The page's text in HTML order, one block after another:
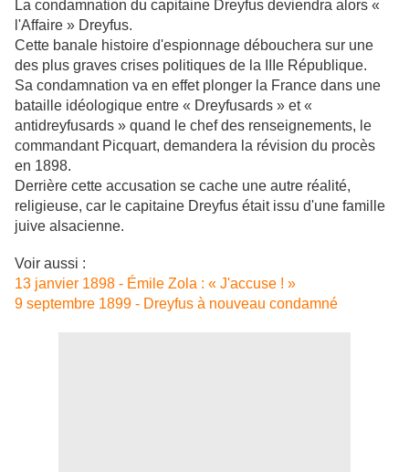
La condamnation du capitaine Dreyfus deviendra alors «
l'Affaire » Dreyfus.
Cette banale histoire d'espionnage débouchera sur une
des plus graves crises politiques de la IIIe République.
Sa condamnation va en effet plonger la France dans une
bataille idéologique entre « Dreyfusards » et «
antidreyfusards » quand le chef des renseignements, le
commandant Picquart, demandera la révision du procès
en 1898.
Derrière cette accusation se cache une autre réalité,
religieuse, car le capitaine Dreyfus était issu d'une famille
juive alsacienne.
Voir aussi :
13 janvier 1898 - Émile Zola : « J'accuse ! »
9 septembre 1899 - Dreyfus à nouveau condamné